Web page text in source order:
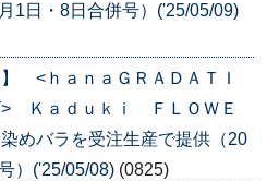
1日・8日合併号）('25/05/09)
<ｈａｎａＧＲＡＤＡＴＩ
Ｋａｄｕｋｉ ＦＬＯＷＥ
めバラを受注生産で提供（20
）('25/05/08) (0825)